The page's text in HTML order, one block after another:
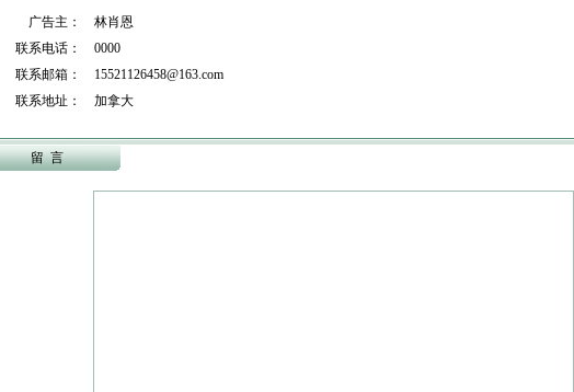
广告主： 林肖恩
联系电话： 0000
联系邮箱： 15521126458@163.com
联系地址： 加拿大
留 言